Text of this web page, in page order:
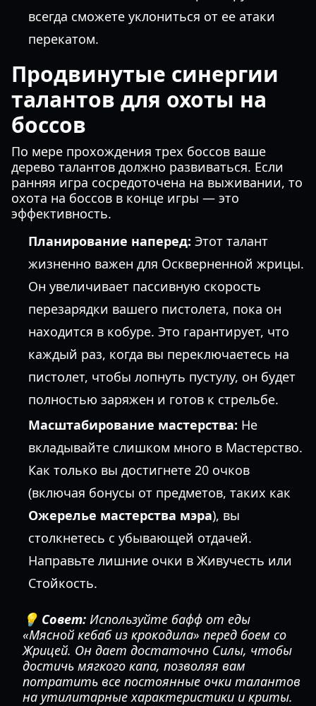
всегда сможете уклониться от ее атаки
перекатом.
Продвинутые синергии
талантов для охоты на
боссов
По мере прохождения трех боссов ваше
дерево талантов должно развиваться. Если
ранняя игра сосредоточена на выживании, то
охота на боссов в конце игры — это
эффективность.
Планирование наперед: Этот талант
жизненно важен для Оскверненной жрицы.
Он увеличивает пассивную скорость
перезарядки вашего пистолета, пока он
находится в кобуре. Это гарантирует, что
каждый раз, когда вы переключаетесь на
пистолет, чтобы лопнуть пустулу, он будет
полностью заряжен и готов к стрельбе.
Масштабирование мастерства: Не
вкладывайте слишком много в Мастерство.
Как только вы достигнете 20 очков
(включая бонусы от предметов, таких как
Ожерелье мастерства мэра), вы
столкнетесь с убывающей отдачей.
Направьте лишние очки в Живучесть или
Стойкость.
💡 Совет: Используйте бафф от еды
«Мясной кебаб из крокодила» перед боем со
Жрицей. Он дает достаточно Силы, чтобы
достичь мягкого капа, позволяя вам
потратить все постоянные очки талантов
на утилитарные характеристики и криты.